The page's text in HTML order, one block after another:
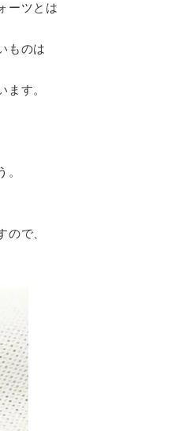
ーツとは
ものは
ます。
。
ので、